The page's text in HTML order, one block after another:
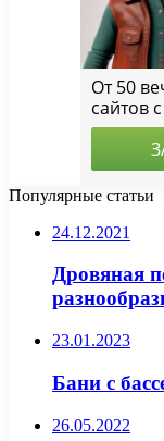
Популярные статьи
24.12.2021
Дровяная
23.01.2023
Бани с
26.05.2022